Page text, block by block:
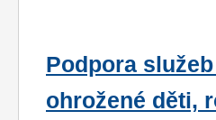
Podpora
ohrožené děti,